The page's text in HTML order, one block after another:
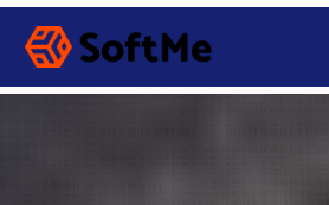
S
p